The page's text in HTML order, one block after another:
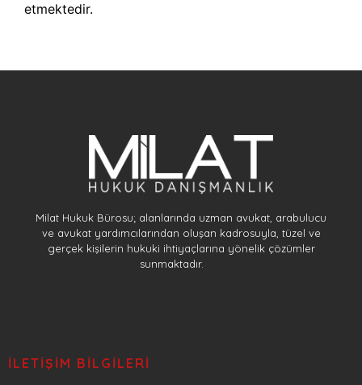
etmektedir.
Milat Hukuk Bürosu; alanlarında uzman avukat, arabulucu
ve avukat yardımcılarından oluşan kadrosuyla, tüzel ve
gerçek kişilerin hukuki ihtiyaçlarına yönelik çözümler
sunmaktadır.
İLETIŞIM BILGILERI